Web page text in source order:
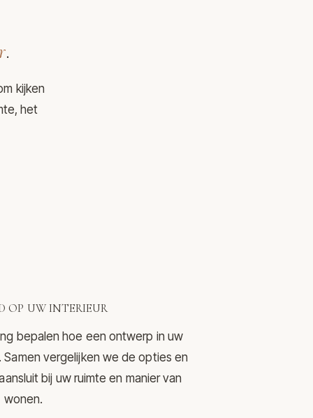
.
kijken
het
OP UW INTERIEUR
bepalen hoe een ontwerp in uw
vergelijken we de opties en
bij uw ruimte en manier van
wonen.